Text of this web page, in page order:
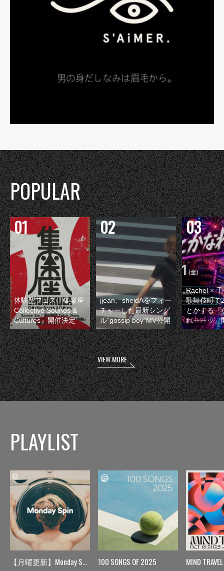
POPULAR
体験型フェス『集楽座
Collective Sounds &
Cultures』開催決定
jjean、sheidAをフィー
チャーした最新シング
ル“gossip boy”MV公開
Rachel ×
歌舞伎町で
とかする『
れーーッ』
VIEW MORE
PLAYLIST
【月曜更新】Monday Spin 100 SONGS OF 2025 MIND TRAVEL